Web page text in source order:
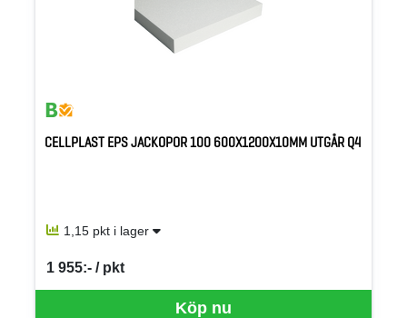
CELLPLAST EPS JACKOPOR 100 600X1200X10MM UTGÅR Q4
1,15 pkt i lager
Köp nu
1 955:- / pkt
SEK per PKT